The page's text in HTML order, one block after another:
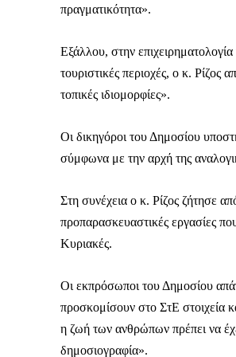
Το
Το
Η
Η
να
πραγματικότητα».
Εξάλλου, στην επιχειρηματολογία
τουριστικές περιοχές, ο κ. Ρίζος
τοπικές ιδιομορφίες».
Οι δικηγόροι του Δημοσίου
σύμφωνα με την αρχή της
Στη συνέχεια ο κ. Ρίζος ζήτησε
προπαρασκευαστικές εργασίες
Κυριακές.
Οι εκπρόσωποι του Δημοσίου
προσκομίσουν στο ΣτΕ στοιχεία
η ζωή των ανθρώπων πρέπει να
δημοσιογραφία».